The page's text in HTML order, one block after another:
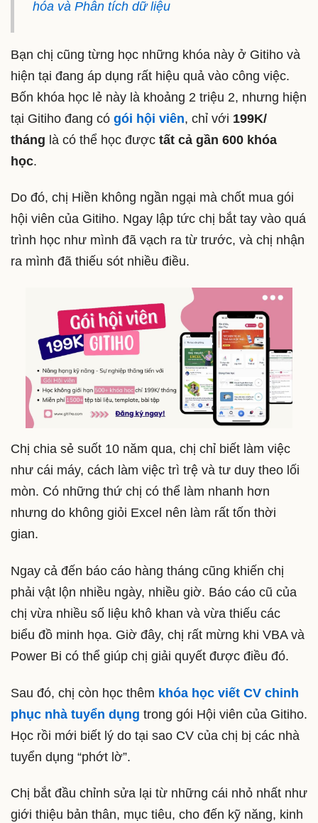
hóa và Phân tích dữ liệu
Bạn chị cũng từng học những khóa này ở Gitiho và
hiện tại đang áp dụng rất hiệu quả vào công việc.
Bốn khóa học lẻ này là khoảng 2 triệu 2, nhưng hiện
tại Gitiho đang có gói hội viên, chỉ với 199K/
tháng là có thể học được tất cả gần 600 khóa
học.
Do đó, chị Hiền không ngần ngại mà chốt mua gói
hội viên của Gitiho. Ngay lập tức chị bắt tay vào quá
trình học như mình đã vạch ra từ trước, và chị nhận
ra mình đã thiếu sót nhiều điều.
Chị chia sẻ suốt 10 năm qua, chị chỉ biết làm việc
như cái máy, cách làm việc trì trệ và tư duy theo lối
mòn. Có những thứ chị có thể làm nhanh hơn
nhưng do không giỏi Excel nên làm rất tốn thời
gian.
Ngay cả đến báo cáo hàng tháng cũng khiến chị
phải vật lộn nhiều ngày, nhiều giờ. Báo cáo cũ của
chị vừa nhiều số liệu khô khan và vừa thiếu các
biểu đồ minh họa. Giờ đây, chị rất mừng khi VBA và
Power Bi có thể giúp chị giải quyết được điều đó.
Sau đó, chị còn học thêm khóa học viết CV chinh
phục nhà tuyển dụng trong gói Hội viên của Gitiho.
Học rồi mới biết lý do tại sao CV của chị bị các nhà
tuyển dụng “phớt lờ”.
Chị bắt đầu chỉnh sửa lại từ những cái nhỏ nhất như
giới thiệu bản thân, mục tiêu, cho đến kỹ năng, kinh